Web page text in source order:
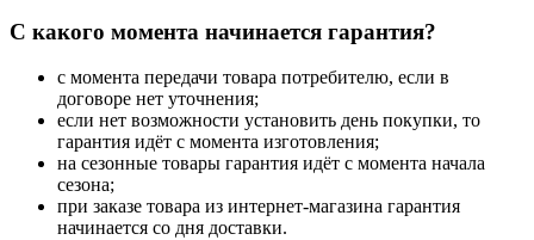
С какого момента начинается гарантия?
с момента передачи товара потребителю, если в
договоре нет уточнения;
если нет возможности установить день покупки, то
гарантия идёт с момента изготовления;
на сезонные товары гарантия идёт с момента начала
сезона;
при заказе товара из интернет-магазина гарантия
начинается со дня доставки.